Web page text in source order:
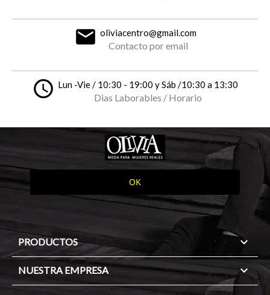
email oliviacentro@gmail.com
Contacto por email
access_time Lun -Vie / 10:30 - 19:00 y Sáb /10:30 a 13:30
Dias Laborables / Horario
PRODUCTOS 
NUESTRA EMPRESA 